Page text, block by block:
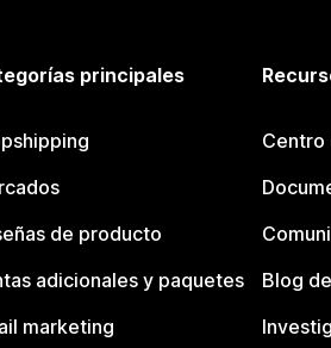
principales
de producto
adicionales y paquetes
marketing
Centro
Blog